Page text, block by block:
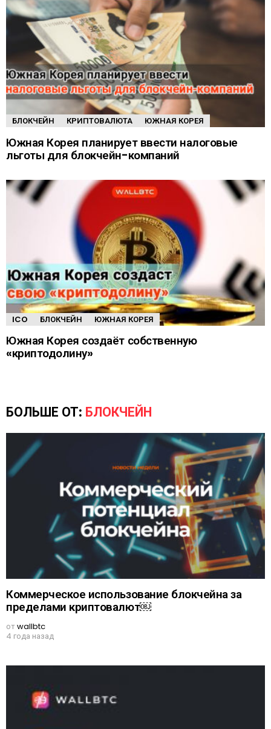
БЛОКЧЕЙН КРИПТОВАЛЮТА ЮЖНАЯ КОРЕЯ
Южная Корея планирует ввести налоговые
льготы для блокчейн-компаний
ICO БЛОКЧЕЙН ЮЖНАЯ КОРЕЯ
Южная Корея создаёт собственную
«криптодолину»
БОЛЬШЕ ОТ: БЛОКЧЕЙН
Коммерческое использование блокчейна за
пределами криптовалют￼
отwallbtc
4 года назад